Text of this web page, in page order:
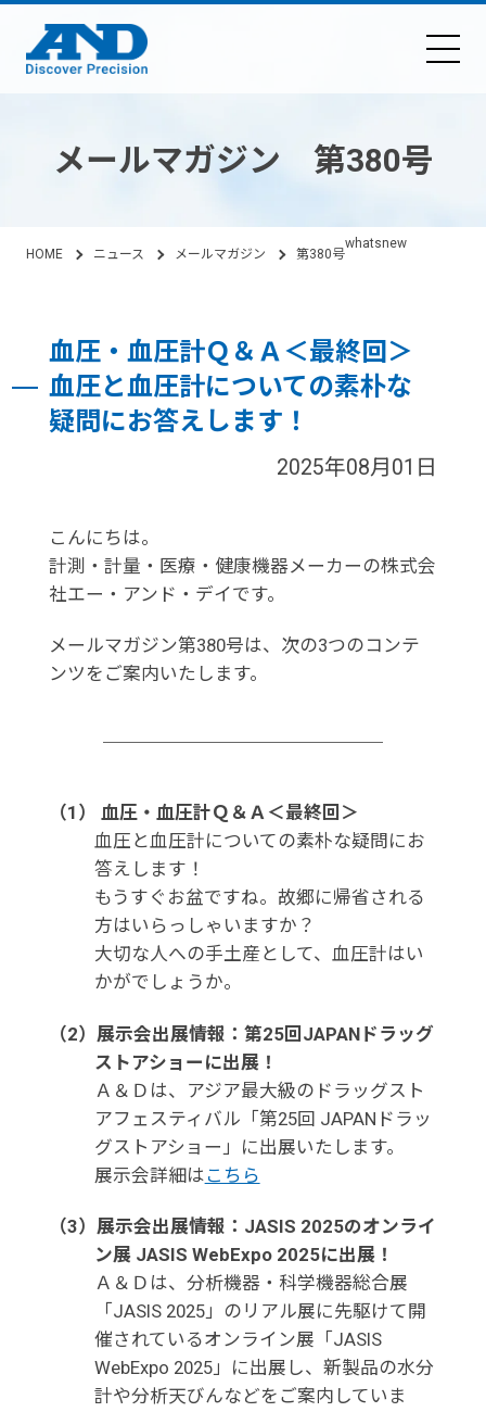
メールマガジン 第380号
HOME
whatsnew
ニュース メールマガジン 第380号
血圧・血圧計Ｑ＆Ａ＜最終回＞
血圧と血圧計についての素朴な
疑問にお答えします！
2025年08月01日
こんにちは。
計測・計量・医療・健康機器メーカーの株式会
社エー・アンド・デイです。
メールマガジン第380号は、次の3つのコンテ
ンツをご案内いたします。
（1） 血圧・血圧計Ｑ＆Ａ＜最終回＞
血圧と血圧計についての素朴な疑問にお
答えします！
もうすぐお盆ですね。故郷に帰省される
方はいらっしゃいますか？
大切な人への手土産として、血圧計はい
かがでしょうか。
（2）展示会出展情報：第25回JAPANドラッグ
ストアショーに出展！
Ａ＆Ｄは、アジア最大級のドラッグスト
アフェスティバル「第25回 JAPANドラッ
グストアショー」に出展いたします。
展示会詳細は こちら
（3）展示会出展情報：JASIS 2025のオンライ
ン展 JASIS WebExpo 2025に出展！
Ａ＆Ｄは、分析機器・科学機器総合展
「JASIS 2025」のリアル展に先駆けて開
催されているオンライン展「JASIS
WebExpo 2025」に出展し、新製品の水分
計や分析天びんなどをご案内していま